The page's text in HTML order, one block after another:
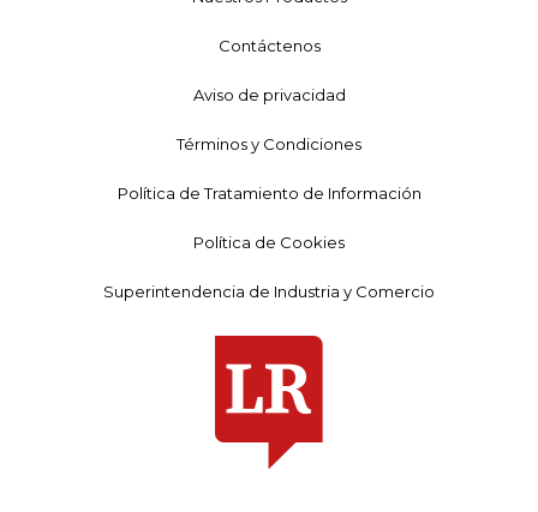
Contáctenos
Aviso de privacidad
Términos y Condiciones
Política de Tratamiento de Información
Política de Cookies
Superintendencia de Industria y Comercio